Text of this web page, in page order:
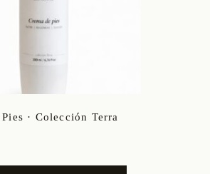
· Colección Terra